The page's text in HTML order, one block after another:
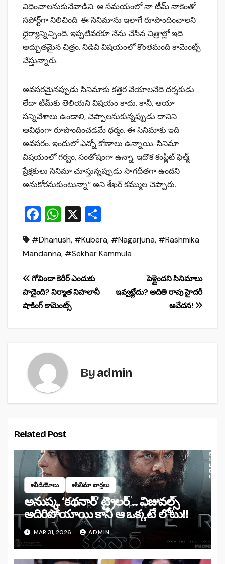
విధించాలనుకునేవాడిని. ఆ సమయంలో నా టీమ్‌ నాకెంతో
సపోర్ట్‌గా నిలిచింది. ఈ సినిమాను ఇలాగే రూపొందించాలని
ధైర్యాన్నిచ్చింది. ఇప్పటివరకూ నేను చేసిన చిత్రాల్లో ఇది
అద్భుతమైన చిత్రం. నిడివి విషయంలో కొంతమంది కామెంట్స్‌
చేస్తున్నారు.
అవసరమైనప్పుడు సినిమాకు కత్తెర వేయాలనేది దర్శకుడు
లేదా టీమ్‌కు తెలియని విషయం కాదు. కానీ, ఆయా
సన్నివేశాలు ఉండాలి, చెప్పాలనుకున్నప్పుడు దానిని
ఆవిధంగా రూపొందించడమే ధర్మం. ఈ సినిమాకు ఇది
అవసరం. ఇందులో ఎన్నో కోణాలు ఉన్నాయి. సినిమా
విషయంలో గర్వం, సంతోషంగా ఉన్నా. ఇదొక కంప్లీట్‌ ఫిల్మ్‌.
ప్రేక్షకులు సినిమా చూస్తున్నప్పుడు సాగదీతగా ఉందని
అనుకోరనుకుంటున్నా’’ అని శేఖర్‌ కమ్ముల చెప్పారు.
F
c
e
b
o
o
k
W
at
s
A
p
p
X
ar
e
#Dhanush, #Kubera, #Nagarjuna, #Rashmika
Mandanna, #Sekhar Kammula
Post
navigation
పెళ్లైందని సినిమాలు
ఇవ్వట్లేదు? అదితి రావు హైదరీ
అవేదన!
గోవిందా కెరీర్ ఎందుకు
పాడైంది? నిర్మాత నిహలానీ
షాకింగ్ కామెంట్స్
Byadmin
Related Post
వీడియోలు సినిమా వార్తలు
అనుష్క ‘కథనార్’ ట్రైలర్ .. విజువల్స్
అదిరిపోయాయి కానీ ఆ ఒక్కటే లోటు!!
MAR 31, 2026 ADMIN